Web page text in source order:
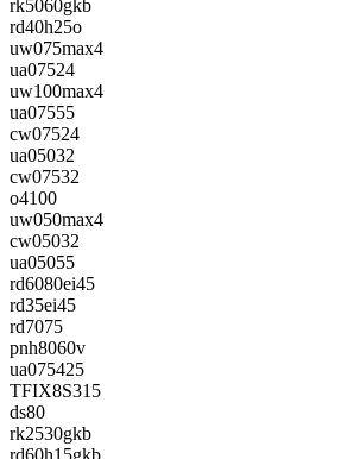
rk5060gkb
rd40h25o
uw075max4
ua07524
uw100max4
ua07555
cw07524
ua05032
cw07532
o4100
uw050max4
cw05032
ua05055
rd6080ei45
rd35ei45
rd7075
pnh8060v
ua075425
TFIX8S315
ds80
rk2530gkb